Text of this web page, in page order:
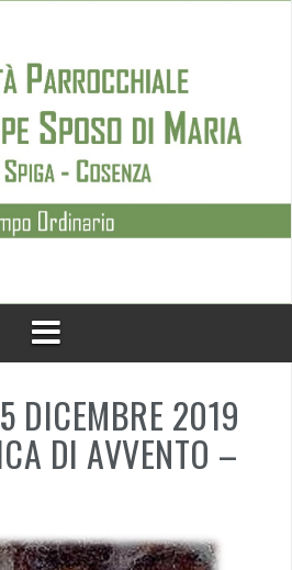
DICEMBRE 2019
DI AVVENTO –